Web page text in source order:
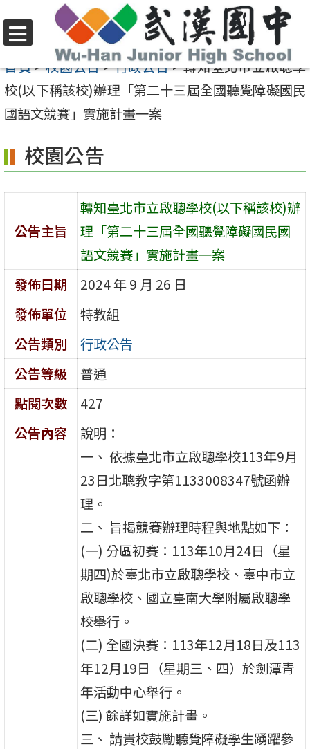
至
要
內
區
選
單
首頁>校園公告>行政公告>轉知臺北市立啟聰學
校(以下稱該校)辦理「第二十三屆全國聽覺障礙國民
國語文競賽」實施計畫一案
校園公告
公告主旨
轉知臺北市立啟聰學校(以下稱該校)辦
理「第二十三屆全國聽覺障礙國民國
語文競賽」實施計畫一案
發佈日期
2024 年 9 月 26 日
發佈單位
特教組
公告類別
行政公告
公告等級
普通
點閱次數
427
公告內容
說明：
一、 依據臺北市立啟聰學校113年9月
23日北聰教字第1133008347號函辦
理。
二、 旨揭競賽辦理時程與地點如下：
(一) 分區初賽：113年10月24日（星
期四)於臺北市立啟聰學校、臺中市立
啟聰學校、國立臺南大學附屬啟聰學
校舉行。
(二) 全國決賽：113年12月18日及113
年12月19日（星期三、四）於劍潭青
年活動中心舉行。
(三) 餘詳如實施計畫。
三、 請貴校鼓勵聽覺障礙學生踴躍參